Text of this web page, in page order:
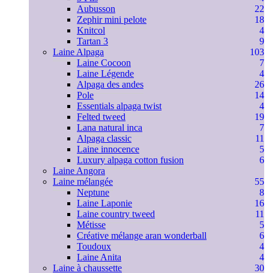
Aubusson
22
Zephir mini pelote
18
Knitcol
4
Tartan 3
9
Laine Alpaga
103
Laine Cocoon
7
Laine Légende
4
Alpaga des andes
26
Pole
14
Essentials alpaga twist
4
Felted tweed
19
Lana natural inca
7
Alpaga classic
11
Laine innocence
5
Luxury alpaga cotton fusion
6
Laine Angora
Laine mélangée
55
Neptune
8
Laine Laponie
16
Laine country tweed
11
Métisse
5
Créative mélange aran wonderball
6
Toudoux
4
Laine Anita
4
Laine à chaussette
30